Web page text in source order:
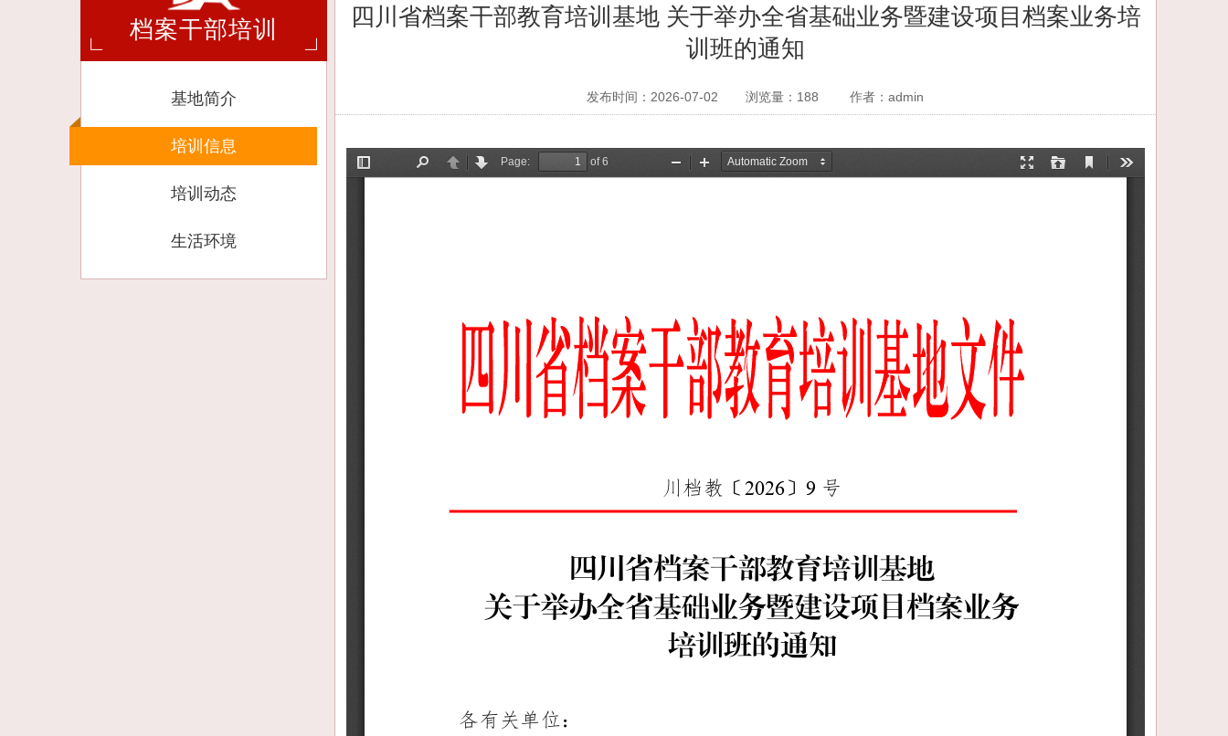
档案干部培训
基地简介
培训信息
培训动态
生活环境
四川省档案干部教育培训基地 关于举办全省基础业务暨建设项目档案业务培
训班的通知
发布时间：2026-07-02 浏览量： 188 作者：admin